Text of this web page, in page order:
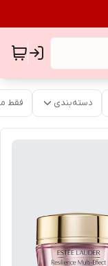
دسته‌بندی فقط